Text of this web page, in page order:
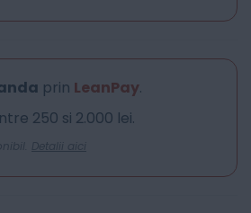
prin LeanPay.
250 si 2.000 lei.
Detalii aici